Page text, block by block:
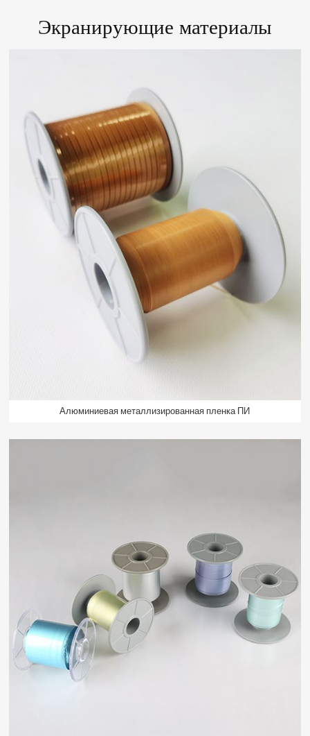
Экранирующие материалы
Алюминиевая металлизированная пленка ПИ